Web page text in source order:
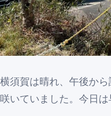
須賀は晴れ、午後か
いていました。今日